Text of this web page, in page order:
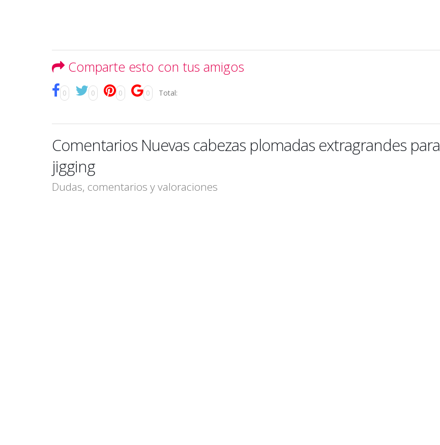
Comparte esto con tus amigos
0 0 0 0 Total:
Comentarios Nuevas cabezas plomadas extragrandes para
jigging
Dudas, comentarios y valoraciones